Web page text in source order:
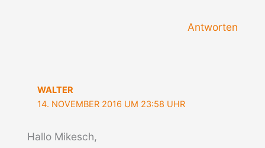
Antworten
WALTER
14. NOVEMBER 2016 UM 23:58 UHR
Hallo Mikesch,